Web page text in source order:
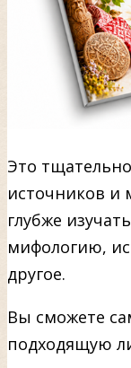
Это
источников и
глубже
мифологию,
другое.
Вы сможете
подходящую